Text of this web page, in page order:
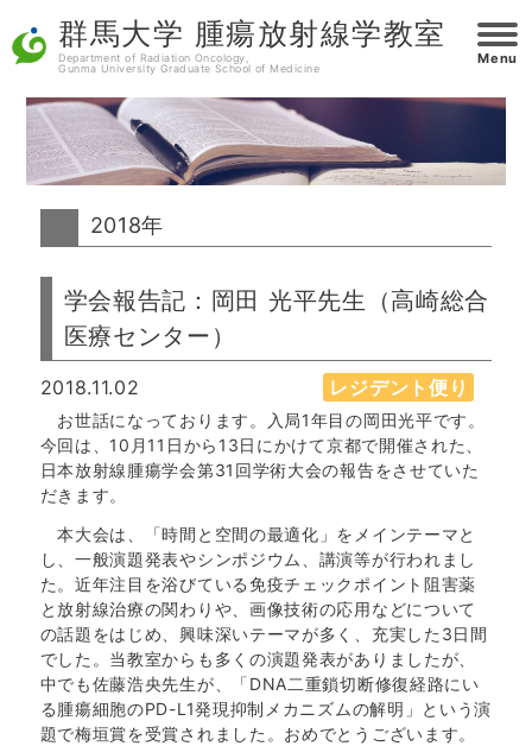
群馬大学 腫瘍放射線学教室
Department of Radiation Oncology,
Gunma University Graduate School of Medicine
Menu
2018年
学会報告記：岡田 光平先生（高崎総合
医療センター）
2018.11.02 レジデント便り
お世話になっております。入局1年目の岡田光平です。
今回は、10月11日から13日にかけて京都で開催された、
日本放射線腫瘍学会第31回学術大会の報告をさせていた
だきます。
本大会は、「時間と空間の最適化」をメインテーマと
し、一般演題発表やシンポジウム、講演等が行われまし
た。近年注目を浴びている免疫チェックポイント阻害薬
と放射線治療の関わりや、画像技術の応用などについて
の話題をはじめ、興味深いテーマが多く、充実した3日間
でした。当教室からも多くの演題発表がありましたが、
中でも佐藤浩央先生が、「DNA二重鎖切断修復経路にい
る腫瘍細胞のPD-L1発現抑制メカニズムの解明」という演
題で梅垣賞を受賞されました。おめでとうございます。